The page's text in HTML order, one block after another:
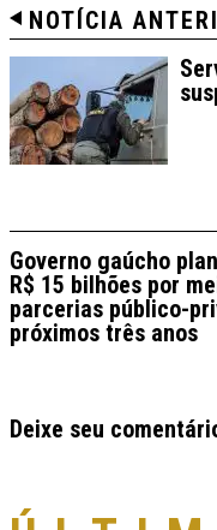
NOTÍCIA
Governo gaúcho
R$ 15 bilhões por
parcerias público-
próximos três anos
Deixe seu